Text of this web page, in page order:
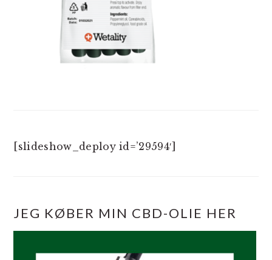
[slideshow_deploy id=’29594′]
JEG KØBER MIN CBD-OLIE HER